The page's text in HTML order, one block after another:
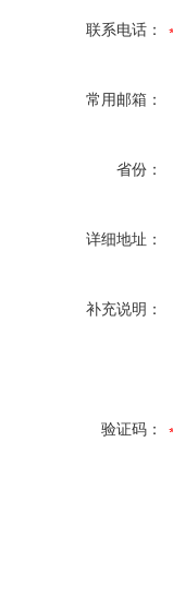
联系电话：
常用邮箱：
省份：
详细地址：
补充说明：
验证码：